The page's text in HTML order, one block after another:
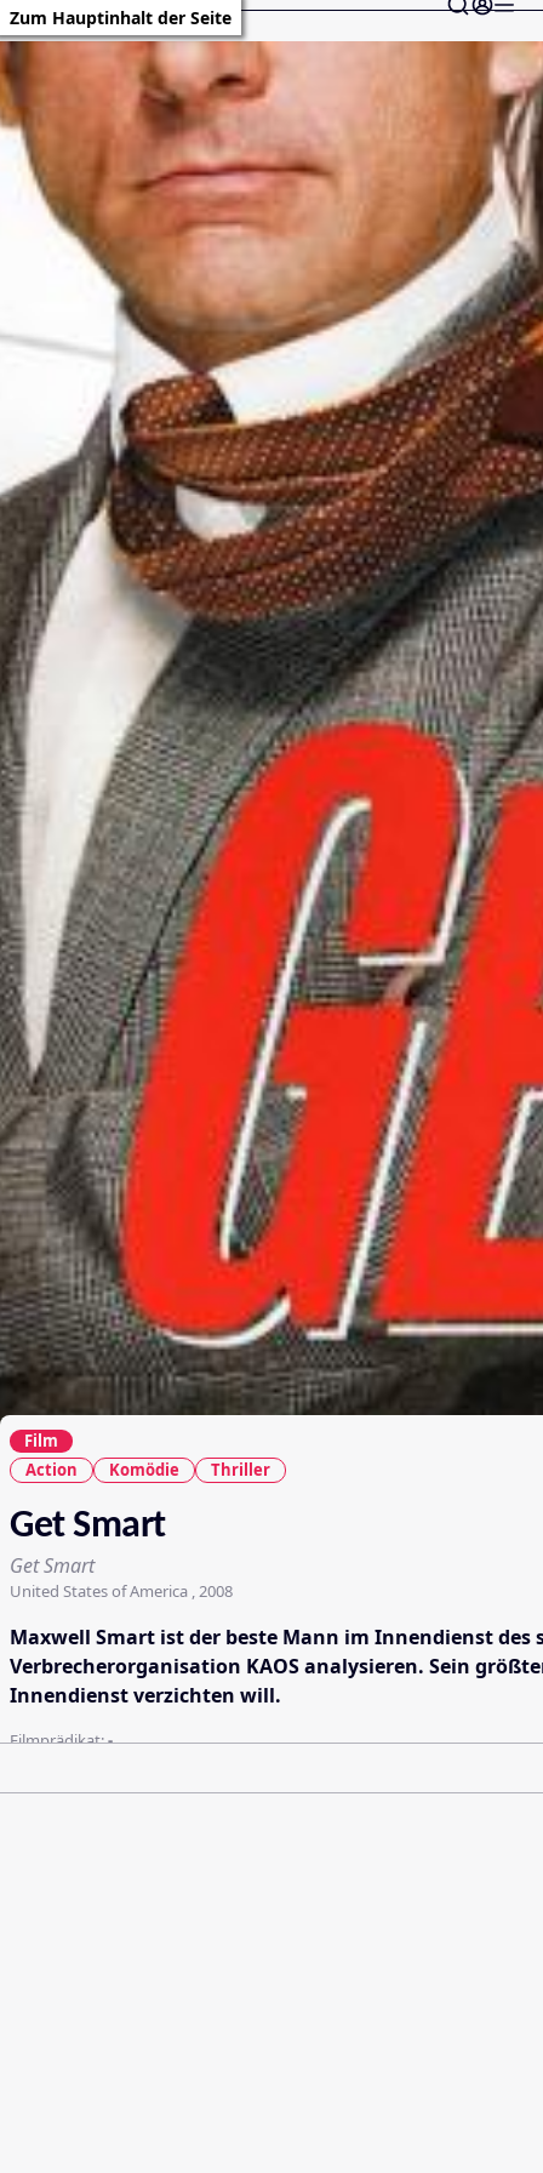
Zum Hauptinhalt der Seite
Film
Action
Komödie Thriller
Get Smart
Get Smart
United States of America , 2008
Maxwell Smart ist der beste Mann im Innendienst
Verbrecherorganisation KAOS analysieren. Sein
Innendienst verzichten will.
Filmprädikat:-